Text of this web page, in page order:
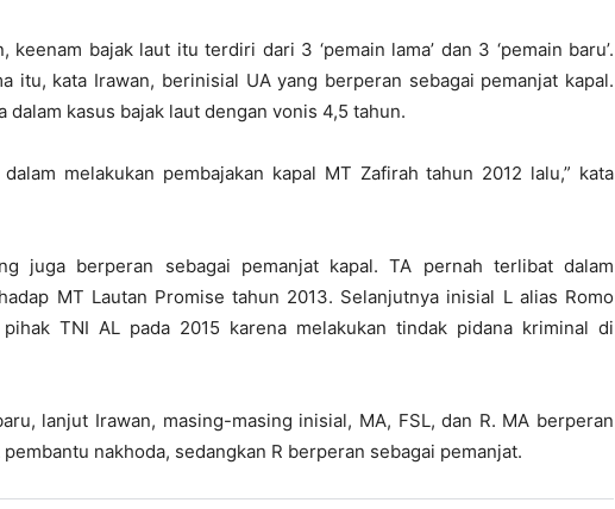
keenam bajak laut itu terdiri dari 3 ‘pemain lama’ dan 3 ‘pemain baru’.
itu, kata Irawan, berinisial UA yang berperan sebagai pemanjat kapal.
dalam kasus bajak laut dengan vonis 4,5 tahun.
melakukan pembajakan kapal MT Zafirah tahun 2012 lalu,” kata
juga berperan sebagai pemanjat kapal. TA pernah terlibat dalam
MT Lautan Promise tahun 2013. Selanjutnya inisial L alias Romo
TNI AL pada 2015 karena melakukan tindak pidana kriminal di
lanjut Irawan, masing-masing inisial, MA, FSL, dan R. MA berperan
nakhoda, sedangkan R berperan sebagai pemanjat.